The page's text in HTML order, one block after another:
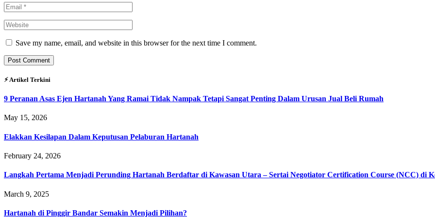
Save my name, email, and website in this browser for the next time I comment.
⚡︎ Artikel Terkini
9 Peranan Asas Ejen Hartanah Yang Ramai Tidak Nampak Tetapi Sangat Penting Dalam Urusan Jual Beli Rumah
May 15, 2026
Elakkan Kesilapan Dalam Keputusan Pelaburan Hartanah
February 24, 2026
Langkah Pertama Menjadi Perunding Hartanah Berdaftar di Kawasan Utara – Sertai Negotiator Certification Course (NCC) di
March 9, 2025
Hartanah di Pinggir Bandar Semakin Menjadi Pilihan?